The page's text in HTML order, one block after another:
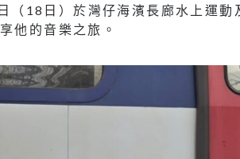
（18日）於灣仔海濱長廊水上運
他的音樂之旅。